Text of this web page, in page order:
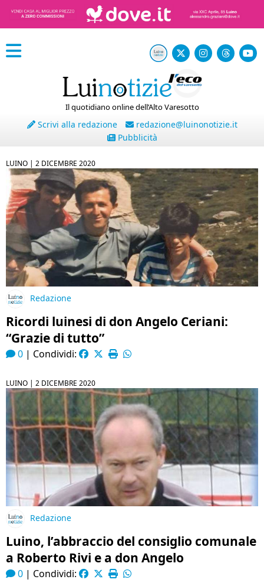
Il quotidiano online dell’Alto Varesotto
Scrivi alla redazione
redazione@luinonotizie.it
Pubblicità
LUINO | 2 DICEMBRE 2020
Redazione
Ricordi luinesi di don Angelo Ceriani:
“Grazie di tutto”
0 | Condividi:
LUINO | 2 DICEMBRE 2020
Redazione
Luino, l’abbraccio del consiglio comunale
a Roberto Rivi e a don Angelo
0 | Condividi: